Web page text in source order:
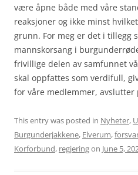
være åpne både med våre
reaksjoner og ikke minst
grunn. For meg er det i tillegg
mannskorsang i
frivillige delen av samfunnet
skal oppfattes som verdifull,
for våre medlemmer, avslutter
This entry was posted in Nyheter,
Burgunderjakkene, Elverum,
Korforbund, regjeringon June 5,